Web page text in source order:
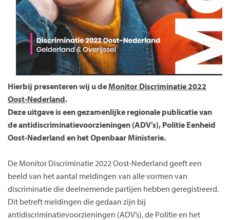
Hierbij presenteren wij u de Monitor Discriminatie 2022
Oost-Nederland.
Deze uitgave is een gezamenlijke regionale publicatie van
de antidiscriminatievoorzieningen (ADV’s), Politie Eenheid
Oost-Nederland en het Openbaar Ministerie.
De Monitor Discriminatie 2022 Oost-Nederland geeft een
beeld van het aantal meldingen van alle vormen van
discriminatie die deelnemende partijen hebben geregistreerd.
Dit betreft meldingen die gedaan zijn bij
antidiscriminatievoorzieningen (ADV’s), de Politie en het